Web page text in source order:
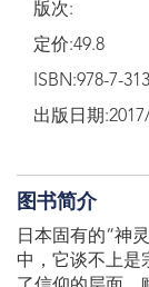
版次:
定价:49.8
ISBN:978-7-
出版日期
图书简介
日本固有的“神
中，它谈不上是